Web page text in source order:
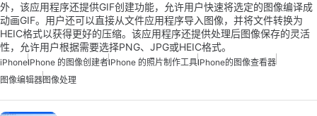
外，该应用程序还提供GIF创建功能，允许用户快速将选定的图像编译成
动画GIF。用户还可以直接从文件应用程序导入图像，并将文件转换为
HEIC格式以获得更好的压缩。该应用程序还提供处理后图像保存的灵活
性，允许用户根据需要选择PNG、JPG或HEIC格式。
iPhoneIPhone 的图像创建者IPhone 的照片制作工具IPhone的图像查看器
图像编辑器图像处理